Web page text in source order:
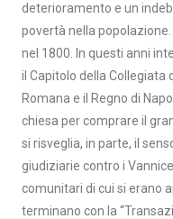
deterioramento e un
povertà nella
nel 1800. In questi anni
il Capitolo della Collegiata
Romana e il Regno di
chiesa per comprare il
si risveglia, in parte, il
giudiziarie contro i
comunitari di cui si erano
terminano con la